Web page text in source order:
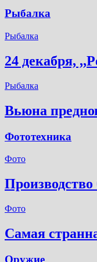
Рыбалка
Рыбалка
24 декабря,
Рыбалка
Вьюна
Фототехника
Фото
Фото
Самая
Оружие